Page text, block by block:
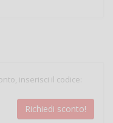
inserisci il codice: